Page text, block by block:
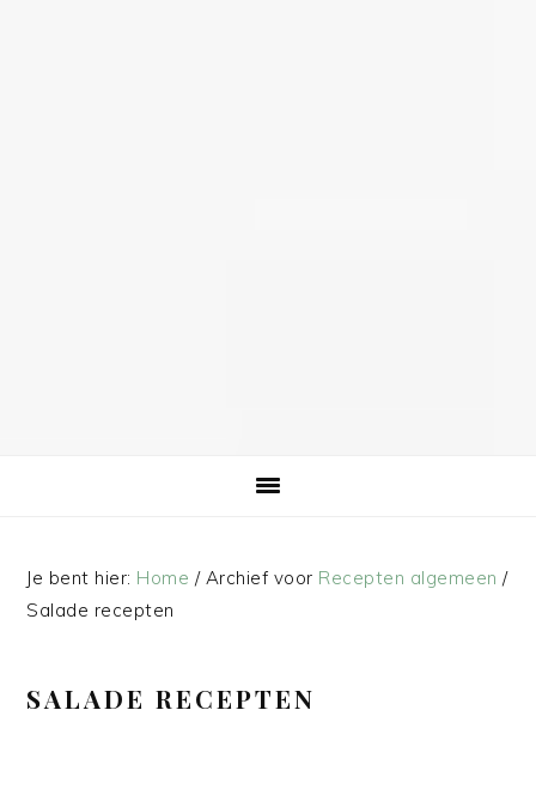
Je bent hier: Home /Archief voor Recepten algemeen /
Salade recepten
SALADE RECEPTEN